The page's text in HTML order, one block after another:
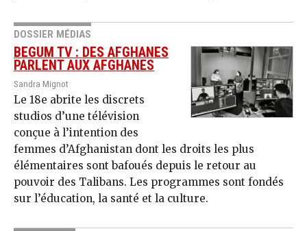
DOSSIER MÉDIAS
BEGUM TV : DES AFGHANES
PARLENT AUX AFGHANES
Sandra Mignot
Le 18e abrite les discrets
studios d’une télévision
conçue à l’intention des
femmes d’Afghanistan dont les droits les plus
élémentaires sont bafoués depuis le retour au
pouvoir des Talibans. Les programmes sont fondés
sur l’éducation, la santé et la culture.